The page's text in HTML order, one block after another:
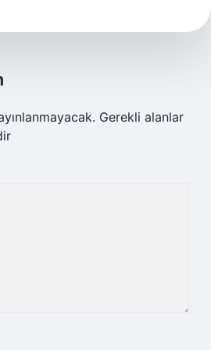
Gerekli alanlar